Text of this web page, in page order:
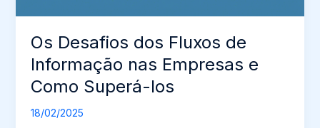
Os Desafios dos Fluxos de
Informação nas Empresas e
Como Superá-los
18/02/2025